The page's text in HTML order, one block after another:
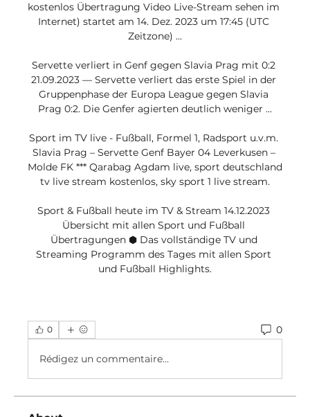
kostenlos Übertragung Video Live-Stream sehen im
Internet) startet am 14. Dez. 2023 um 17:45 (UTC
Zeitzone) ...
Servette verliert in Genf gegen Slavia Prag mit 0:2
21.09.2023 — Servette verliert das erste Spiel in der
Gruppenphase der Europa League gegen Slavia
Prag 0:2. Die Genfer agierten deutlich weniger ...
Sport im TV live - Fußball, Formel 1, Radsport u.v.m.
Slavia Prag – Servette Genf Bayer 04 Leverkusen –
Molde FK *** Qarabag Agdam live, sport deutschland
tv live stream kostenlos, sky sport 1 live stream.
Sport & Fußball heute im TV & Stream 14.12.2023
Übersicht mit allen Sport und Fußball
Übertragungen ⬢ Das vollständige TV und
Streaming Programm des Tages mit allen Sport
und Fußball Highlights.
0 0
Rédigez un commentaire...